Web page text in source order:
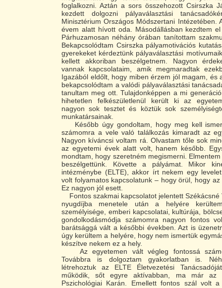
foglalkozni. Aztán a sors összehozott Csirszka
kezdett dolgozni pályaválasztási
Minisztérium Országos Módszertani Intézetében.
évem alatt hívott oda. Másodállásban kezdtem
Párhuzamosan néhány órában tanítottam
Bekapcsolódtam Csirszka pályamotivációs
gyerekeket kérdeztünk pályaválasztási
kellett akkoriban beszélgetnem. Nagyon
vannak kapcsolataim, amik megmaradtak
Igazából eldőlt, hogy miben érzem jól magam, és
bekapcsolódtam a valódi pályaválasztási
tanultam meg ott. Tulajdonképpen a mi
hihetetlen felkészületlenül került ki az
nagyon sok tesztet és köztük sok
munkatársainak.
Később úgy gondoltam, hogy meg kell
számomra a vele való találkozás kimaradt az
Nagyon kíváncsi voltam rá. Olvastam tőle sok
az egyetemi évek alatt volt, hanem később.
mondtam, hogy szeretném megismerni.
beszélgettünk. Követte a pályámat. Mikor
intézménybe (ELTE), akkor írt nekem egy
volt folyamatos kapcsolatunk – hogy örül, hogy
Ez nagyon jól esett.
Fontos szakmai kapcsolatot jelentett Székácsné
nyugdíjba menetele után a helyére
személyisége, emberi kapcsolatai, kultúrája,
gondolkodásmódja számomra nagyon fontos
barátsággá vált a későbbi években. Azt is
úgy kerültem a helyére, hogy nem ismertük
készítve nekem ez a hely.
Az egyetemen vált végleg fontossá
Továbbra is dolgoztam gyakorlatban is.
létrehoztuk az ELTE Életvezetési
működik, sőt egyre aktívabban, ma már az
Pszichológiai Karán. Emellett fontos szál volt